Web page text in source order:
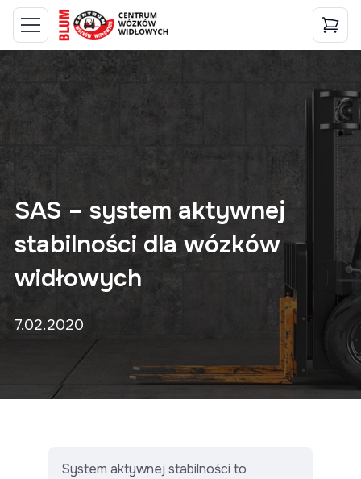
SAS – system aktywnej
stabilności dla wózków
widłowych
7.02.2020
System aktywnej stabilności to